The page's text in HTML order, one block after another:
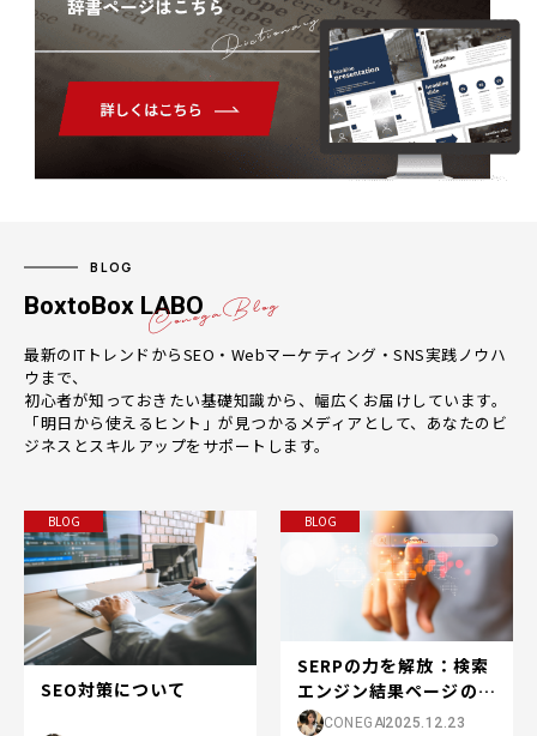
Dictionary
BLOG
BoxtoBox LABO
最新のITトレンドからSEO・Webマーケティング・SNS実践ノウハ
ウまで、
初心者が知っておきたい基礎知識から、幅広くお届けしています。
「明日から使えるヒント」が見つかるメディアとして、あなたのビ
ジネスとスキルアップをサポートします。
BLOG
SEO対策について
BLOG
SERPの力を解放：検索
エンジン結果ページの世
界へようこそ
CONEGA2025.12.23